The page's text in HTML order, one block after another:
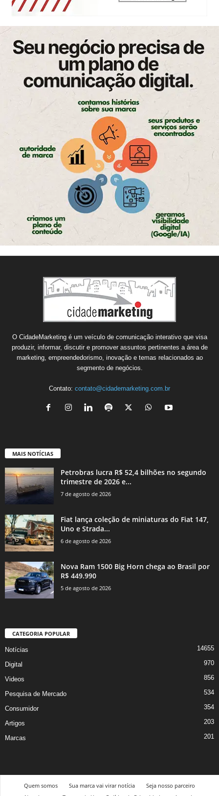
O CidadeMarketing é um veículo de comunicação interativo que visa
produzir, informar, discutir e promover assuntos pertinentes a área de
marketing, empreendedorismo, inovação e temas relacionados ao
segmento de negócios.
Contato: contato@cidademarketing.com.br
MAIS NOTÍCIAS
Petrobras lucra R$ 52,4 bilhões no segundo
trimestre de 2026 e...
7 de agosto de 2026
Fiat lança coleção de miniaturas do Fiat 147,
Uno e Strada...
6 de agosto de 2026
Nova Ram 1500 Big Horn chega ao Brasil por
R$ 449.990
5 de agosto de 2026
CATEGORIA POPULAR
Notícias 14655
Digital 970
Videos 856
Pesquisa de Mercado 534
Consumidor 354
Artigos 203
Marcas 201
Quem somos Sua marca vai virar notícia
Seja nosso parceiro